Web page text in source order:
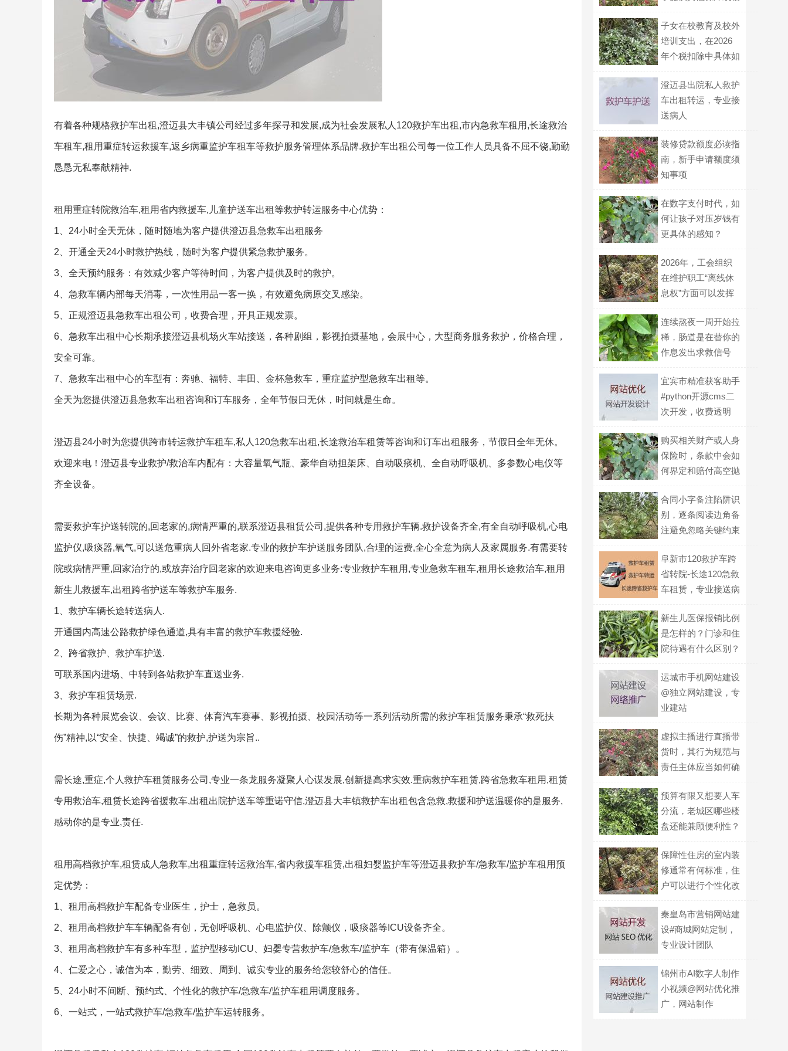
有着各种规格救护车出租,澄迈县大丰镇公司经过多年探寻和发展,成为社会发展私人120救护车出租,市内急救车租用,长途救治
车租车,租用重症转运救援车,返乡病重监护车租车等救护服务管理体系品牌.救护车出租公司每一位工作人员具备不屈不饶,勤勤
恳恳无私奉献精神.
租用重症转院救治车,租用省内救援车,儿童护送车出租等救护转运服务中心优势：
1、24小时全天无休，随时随地为客户提供澄迈县急救车出租服务
2、开通全天24小时救护热线，随时为客户提供紧急救护服务。
3、全天预约服务：有效减少客户等待时间，为客户提供及时的救护。
4、急救车辆内部每天消毒，一次性用品一客一换，有效避免病原交叉感染。
5、正规澄迈县急救车出租公司，收费合理，开具正规发票。
6、急救车出租中心长期承接澄迈县机场火车站接送，各种剧组，影视拍摄基地，会展中心，大型商务服务救护，价格合理，
安全可靠。
7、急救车出租中心的车型有：奔驰、福特、丰田、金杯急救车，重症监护型急救车出租等。
全天为您提供澄迈县急救车出租咨询和订车服务，全年节假日无休，时间就是生命。
澄迈县24小时为您提供跨市转运救护车租车,私人120急救车出租,长途救治车租赁等咨询和订车出租服务，节假日全年无休。
欢迎来电！澄迈县专业救护/救治车内配有：大容量氧气瓶、豪华自动担架床、自动吸痰机、全自动呼吸机、多参数心电仪等
齐全设备。
需要救护车护送转院的,回老家的,病情严重的,联系澄迈县租赁公司,提供各种专用救护车辆.救护设备齐全,有全自动呼吸机,心电
监护仪,吸痰器,氧气,可以送危重病人回外省老家.专业的救护车护送服务团队,合理的运费,全心全意为病人及家属服务.有需要转
院或病情严重,回家治疗的,或放弃治疗回老家的欢迎来电咨询更多业务:专业救护车租用,专业急救车租车,租用长途救治车,租用
新生儿救援车,出租跨省护送车等救护车服务.
1、救护车辆长途转送病人.
开通国内高速公路救护绿色通道,具有丰富的救护车救援经验.
2、跨省救护、救护车护送.
可联系国内进场、中转到各站救护车直送业务.
3、救护车租赁场景.
长期为各种展览会议、会议、比赛、体育汽车赛事、影视拍摄、校园活动等一系列活动所需的救护车租赁服务秉承“救死扶
伤”精神,以“安全、快捷、竭诚”的救护,护送为宗旨..
需长途,重症,个人救护车租赁服务公司,专业一条龙服务凝聚人心谋发展,创新提高求实效.重病救护车租赁,跨省急救车租用,租赁
专用救治车,租赁长途跨省援救车,出租出院护送车等重诺守信,澄迈县大丰镇救护车出租包含急救,救援和护送温暖你的是服务,
感动你的是专业,责任.
租用高档救护车,租赁成人急救车,出租重症转运救治车,省内救援车租赁,出租妇婴监护车等澄迈县救护车/急救车/监护车租用预
定优势：
1、租用高档救护车配备专业医生，护士，急救员。
2、租用高档救护车车辆配备有创，无创呼吸机、心电监护仪、除颤仪，吸痰器等ICU设备齐全。
3、租用高档救护车有多种车型，监护型移动ICU、妇婴专营救护车/急救车/监护车（带有保温箱）。
4、仁爱之心，诚信为本，勤劳、细致、周到、诚实专业的服务给您较舒心的信任。
5、24小时不间断、预约式、个性化的救护车/急救车/监护车租用调度服务。
6、一站式，一站式救护车/急救车/监护车运转服务。
子女在校教育及校外
培训支出，在2026
年个税扣除中具体如
澄迈县出院私人救护
车出租转运，专业接
送病人
装修贷款额度必读指
南，新手申请额度须
知事项
在数字支付时代，如
何让孩子对压岁钱有
更具体的感知？
2026年，工会组织
在维护职工“离线休
息权”方面可以发挥
连续熬夜一周开始拉
稀，肠道是在替你的
作息发出求救信号
宜宾市精准获客助手
#python开源cms二
次开发，收费透明
购买相关财产或人身
保险时，条款中会如
何界定和赔付高空抛
合同小字备注陷阱识
别，逐条阅读边角备
注避免忽略关键约束
阜新市120救护车跨
省转院-长途120急救
车租赁，专业接送病
新生儿医保报销比例
是怎样的？门诊和住
院待遇有什么区别？
运城市手机网站建设
@独立网站建设，专
业建站
虚拟主播进行直播带
货时，其行为规范与
责任主体应当如何确
预算有限又想要人车
分流，老城区哪些楼
盘还能兼顾便利性？
保障性住房的室内装
修通常有何标准，住
户可以进行个性化改
秦皇岛市营销网站建
设#商城网站定制，
专业设计团队
锦州市AI数字人制作
小视频@网站优化推
广，网站制作